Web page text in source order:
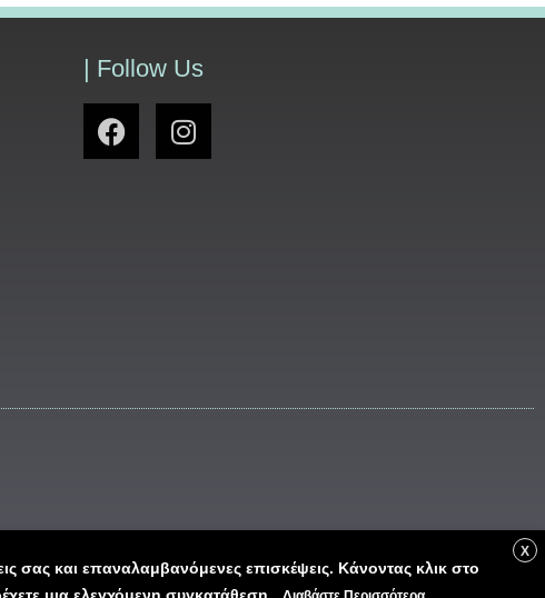
| Follow Us
By ALPHA FORENSICS
X
σας και επαναλαμβανόμενες επισκέψεις. Κάνοντας κλικ στο